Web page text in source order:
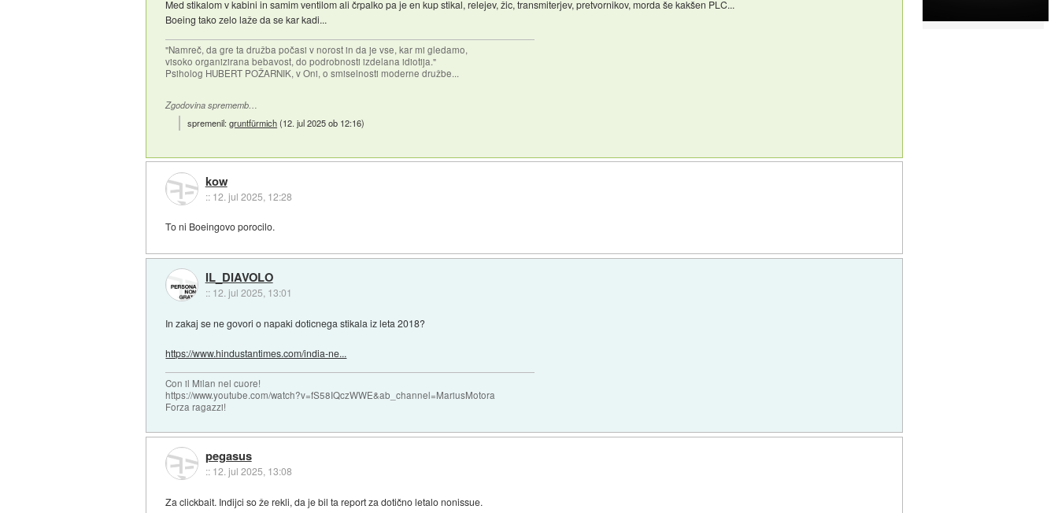
Med stikalom v kabini in samim ventilom ali črpalko pa je en kup stikal, relejev, žic, transmiterjev, pretvornikov, morda še kakšen PLC...
Boeing tako zelo laže da se kar kadi...
"Namreč, da gre ta družba počasi v norost in da je vse, kar mi gledamo,
visoko organizirana bebavost, do podrobnosti izdelana idiotija."
Psiholog HUBERT POŽARNIK, v Oni, o smiselnosti moderne družbe...
Zgodovina sprememb…
spremenil:gruntfürmich(12. jul 2025 ob 12:16)
kow
:: 12. jul 2025, 12:28
To ni Boeingovo porocilo.
IL_DIAVOLO
:: 12. jul 2025, 13:01
In zakaj se ne govori o napaki doticnega stikala iz leta 2018?
https://www.hindustantimes.com/india-ne...
Con il Milan nel cuore!
https://www.youtube.com/watch?v=fS58IQczWWE&ab_channel=MariusMotora
Forza ragazzi!
pegasus
:: 12. jul 2025, 13:08
Za clickbait. Indijci so že rekli, da je bil ta report za dotično letalo nonissue.